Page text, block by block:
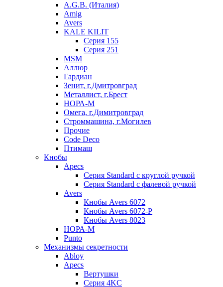
A.G.B. (Италия)
Amig
Avers
KALE KILIT
Серия 155
Серия 251
MSM
Аллюр
Гардиан
Зенит, г.Дмитровград
Металлист, г.Брест
НОРА-М
Омега, г.Димитровград
Строммашина, г.Могилев
Прочие
Code Deco
Птимаш
Кнобы
Apecs
Серия Standard с круглой ручкой
Серия Standard с фалевой ручкой
Avers
Кнобы Avers 6072
Кнобы Avers 6072-P
Кнобы Avers 8023
НОРА-М
Punto
Механизмы секретности
Abloy
Apecs
Вертушки
Серия 4KC